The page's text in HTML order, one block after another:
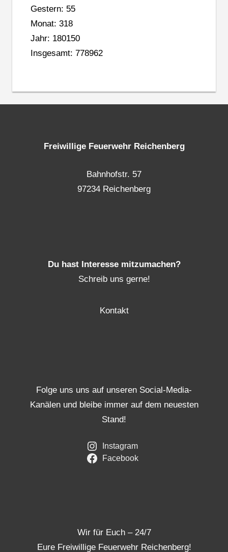
Gestern: 55
Monat: 318
Jahr: 180150
Insgesamt: 778962
Freiwillige Feuerwehr Reichenberg
Bahnhofstr. 57
97234 Reichenberg
Du hast Interesse mitzumachen?
Schreib uns gerne!
Kontakt
Folge uns uns auf unseren Social-Media-
Kanälen und bleibe immer auf dem neuesten
Stand!
Instagram
Facebook
Wir für Euch – 24/7
Eure Freiwillige Feuerwehr Reichenberg!